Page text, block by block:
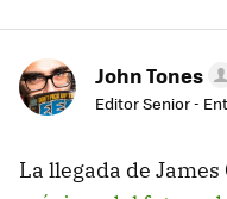
John Tones
Editor Senior -
La llegada de